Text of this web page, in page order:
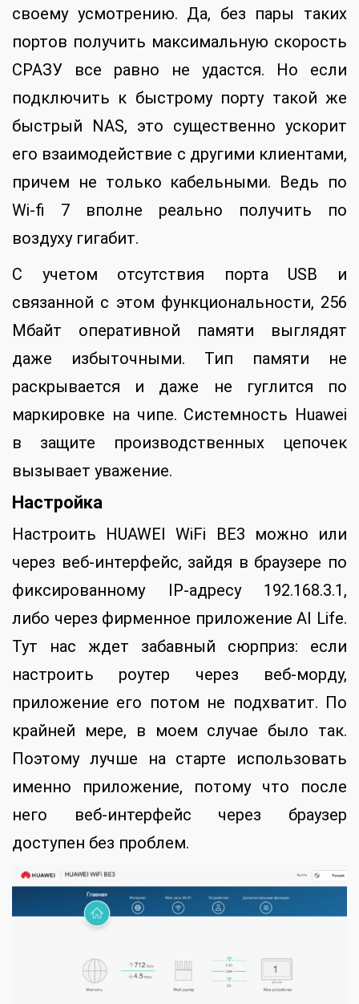
своему усмотрению. Да, без пары таких
портов получить максимальную скорость
СРАЗУ все равно не удастся. Но если
подключить к быстрому порту такой же
быстрый NAS, это существенно ускорит
его взаимодействие с другими клиентами,
причем не только кабельными. Ведь по
Wi-fi 7 вполне реально получить по
воздуху гигабит.
С учетом отсутствия порта USB и
связанной с этом функциональности, 256
Мбайт оперативной памяти выглядят
даже избыточными. Тип памяти не
раскрывается и даже не гуглится по
маркировке на чипе. Системность Huawei
в защите производственных цепочек
вызывает уважение.
Настройка
Настроить HUAWEI WiFi BE3 можно или
через веб-интерфейс, зайдя в браузере по
фиксированному IP-адресу 192.168.3.1,
либо через фирменное приложение AI Life.
Тут нас ждет забавный сюрприз: если
настроить роутер через веб-морду,
приложение его потом не подхватит. По
крайней мере, в моем случае было так.
Поэтому лучше на старте использовать
именно приложение, потому что после
него веб-интерфейс через браузер
доступен без проблем.